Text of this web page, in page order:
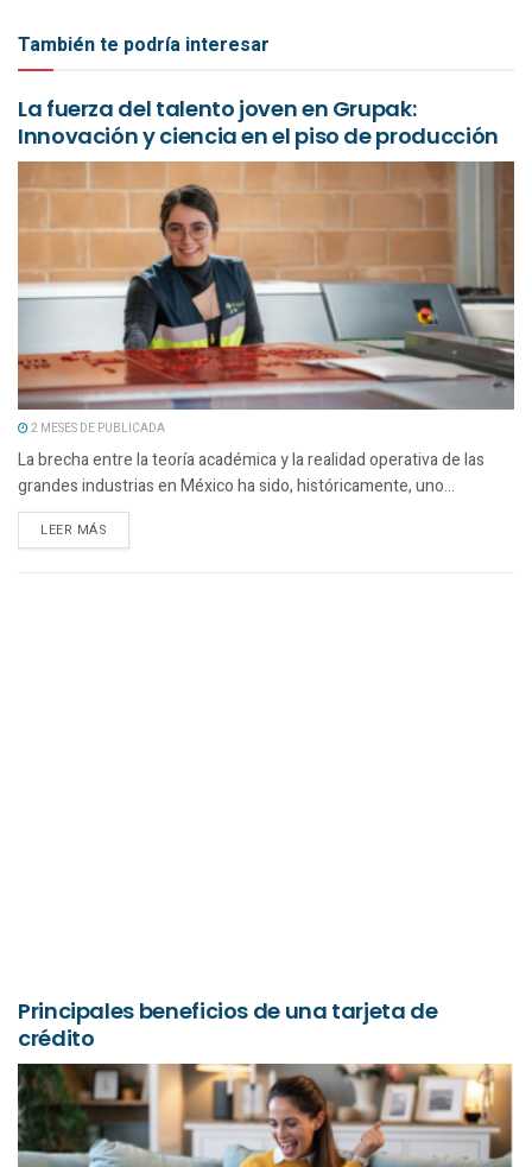
También te podría interesar
La fuerza del talento joven en Grupak:
Innovación y ciencia en el piso de producción
2 MESES DE PUBLICADA
La brecha entre la teoría académica y la realidad operativa de las
grandes industrias en México ha sido, históricamente, uno...
LEER MÁS
Principales beneficios de una tarjeta de
crédito